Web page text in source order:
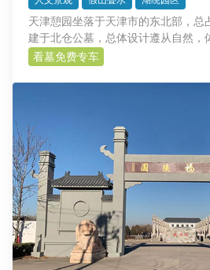
天津憩园坐落于天津市的东北部，
建于北仓公墓，总体设计遵从自然，
是您安放逝去骨灰的一方福地，也是
话的场所。
看墓免费专车